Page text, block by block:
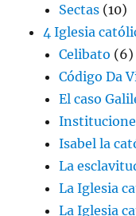
Sectas (10)
4 Iglesia
Celibato (6)
Código Da
El caso
Isabel la
La
La Iglesia
La Iglesia